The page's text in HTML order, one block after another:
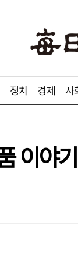
정치 경제 사
이야